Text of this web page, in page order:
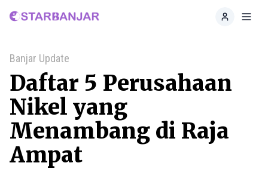
Home
Banjar Update
Daftar 5 Perusahaan
Nikel yang
Menambang di Raja
Ampat